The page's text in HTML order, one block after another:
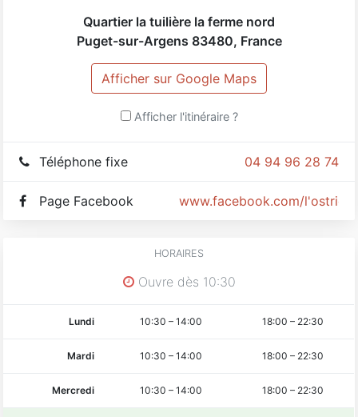
Quartier la tuilière la ferme nord
Puget-sur-Argens 83480, France
Afficher sur Google Maps
Afficher l'itinéraire ?
04 94 96 28 74
Téléphone fixe
www.facebook.com/
Page Facebook
HORAIRES
Ouvre dès 10:30
Lundi 10:30 –14:00 18:00 – 22:30
Mardi 10:30 –14:00 18:00 – 22:30
Mercredi 10:30 –14:00 18:00 – 22:30